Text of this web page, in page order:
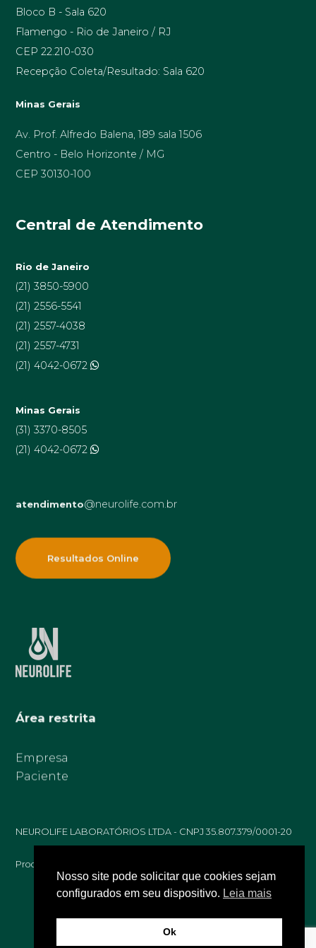
Área restrita
Empresa
Paciente
Bloco B - Sala 620
Flamengo - Rio de Janeiro / RJ
CEP 22.210-030
Recepção Coleta/Resultado: Sala 620
Minas Gerais
Av. Prof. Alfredo Balena, 189 sala 1506
Centro - Belo Horizonte / MG
CEP 30130-100
Central de Atendimento
Rio de Janeiro
(21) 3850-5900
(21) 2556-5541
(21) 2557-4038
(21) 2557-4731
(21) 4042-0672
Minas Gerais
(31) 3370-8505
(21) 4042-0672
atendimento@neurolife.com.br
Resultados Online
NEUROLIFE LABORATÓRIOS LTDA - CNPJ 35.807.379/0001-20
Produzido
Nosso site pode solicitar que cookies sejam
configurados em seu dispositivo. Leia mais
Ok